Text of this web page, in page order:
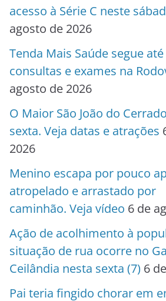
acesso à Série C neste
agosto de 2026
Tenda Mais Saúde segue
consultas e exames na
agosto de 2026
O Maior São João do
sexta. Veja datas e atrações
2026
Menino escapa por pouco
atropelado e arrastado por
caminhão. Veja vídeo 6 de
Ação de acolhimento à
situação de rua ocorre no
Ceilândia nesta sexta (7) 6
Pai teria fingido chorar em